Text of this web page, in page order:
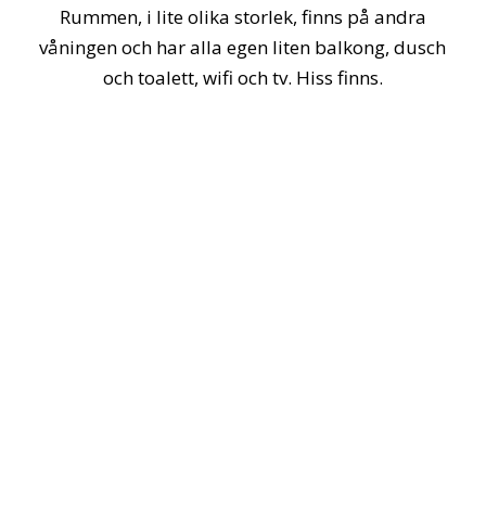
Rummen, i lite olika storlek, finns på andra
våningen och har alla egen liten balkong, dusch
och toalett, wifi och tv. Hiss finns.